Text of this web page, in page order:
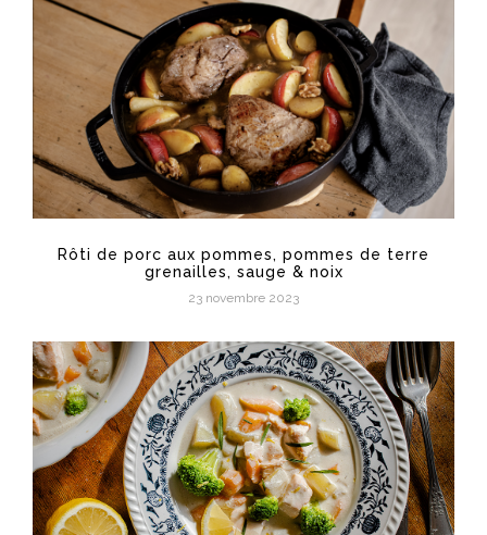
Rôti de porc aux pommes, pommes de terre
grenailles, sauge & noix
23 novembre 2023